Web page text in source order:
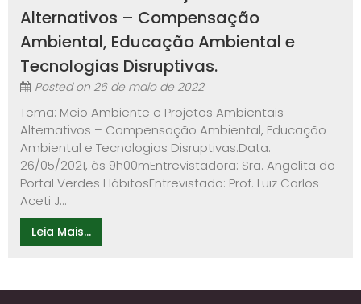
Alternativos – Compensação
Ambiental, Educação Ambiental e
Tecnologias Disruptivas.
Posted on 26 de maio de 2022
Tema: Meio Ambiente e Projetos Ambientais
Alternativos – Compensação Ambiental, Educação
Ambiental e Tecnologias Disruptivas.Data:
26/05/2021, às 9h00mEntrevistadora: Sra. Angelita do
Portal Verdes HábitosEntrevistado: Prof. Luiz Carlos
Aceti J...
Leia Mais...